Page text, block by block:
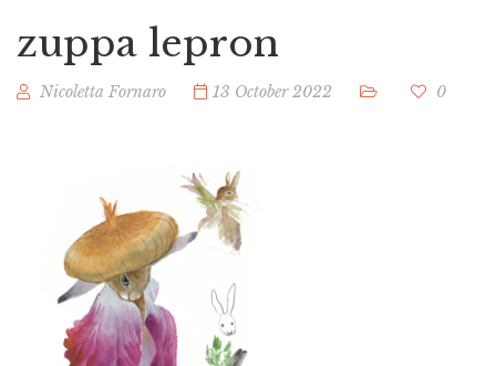
zuppa lepron
Nicoletta Fornaro 13 October 2022 0